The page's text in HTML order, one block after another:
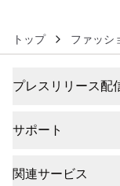
トップ ファッシ
プレスリリース配
サポート
関連サービス